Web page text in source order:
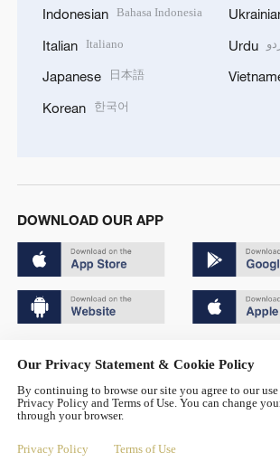
Indonesian Bahasa Indonesia
Italian Italiano
Japanese 日本語
Korean 한국어
Urdu
DOWNLOAD OUR APP
京公网安备 11010502050052号
Disinformation report hotline: 010-85061466
Our Privacy Statement & Cookie Policy
By continuing to browse our site you agree to our
Privacy Policy and Terms of Use. You can change
through your browser.
Privacy Policy Terms of Use